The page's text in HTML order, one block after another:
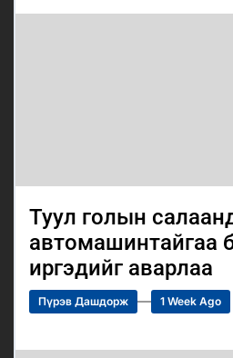
Туул голын
автомашинтайгаа
иргэдийг аварлаа
Пүрэв Дашдорж 1 Week Ago